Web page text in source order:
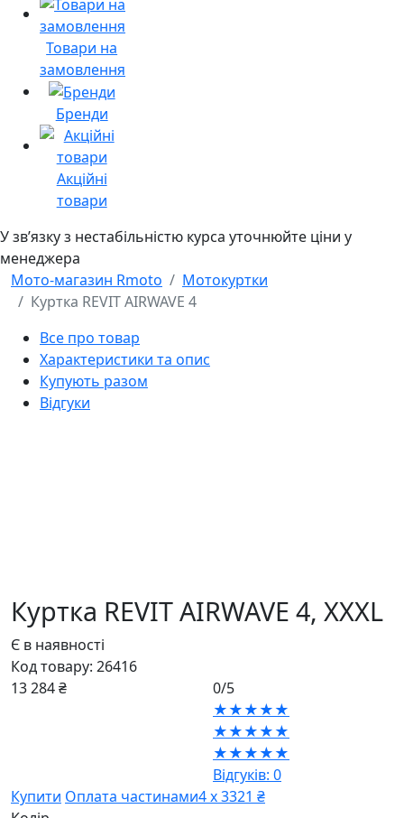
Товари на
замовлення
Бренди
Акційні
товари
У звʼязку з нестабільністю курса уточнюйте ціни у
менеджера
Мото-магазин Rmoto
Мотокуртки
Куртка REVIT AIRWAVE 4
Все про товар
Характеристики та опис
Купують разом
Відгуки
Куртка REVIT AIRWAVE 4, XXXL
Є в наявності
Код товару: 26416
13 284 ₴
0/5
★★★★★
★★★★★
★★★★★
Відгуків: 0
Купити Оплата частинами4 х 3321 ₴